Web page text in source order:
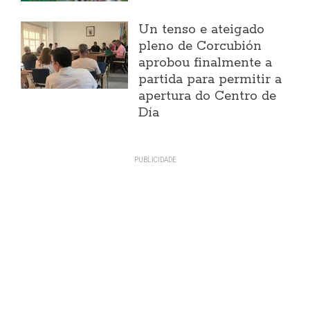
Un tenso e ateigado
pleno de Corcubión
aprobou finalmente a
partida para permitir a
apertura do Centro de
Día